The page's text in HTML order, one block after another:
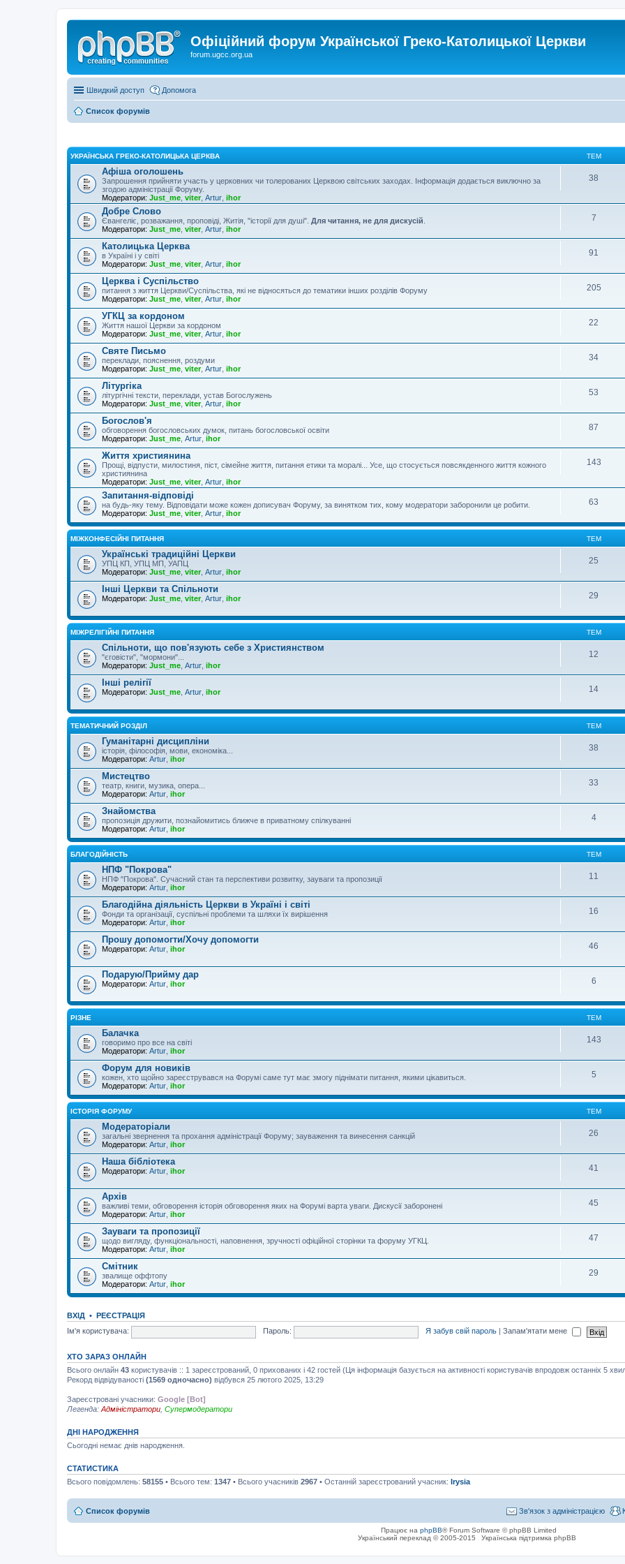
Офіційний форум Української Греко-Католицької Церкви
forum.ugcc.org.ua
Швидкий доступ Допомога
Список форумів
УКРАЇНСЬКА ГРЕКО-КАТОЛИЦЬКА ЦЕРКВА ТЕМ
Афіша оголошень
Запрошення прийняти участь у церковних чи толерованих Церквою світських заходах. Інформація додається виключно за
згодою адміністрації Форуму.
Модератори: Just_me viter, Artur ihor
38
Добре Слово
Євангеліє, розважання, проповіді, Житія, "історії для душі". Для читання, не для дискусій
Модератори: Just_me viter, Artur ihor
7
Католицька Церква
в Україні і у світі
Модератори: Just_me viter, Artur ihor
91
Церква і Суспільство
питання з життя Церкви/Суспільства, які не відносяться до тематики інших розділів Форуму
Модератори: Just_me viter, Artur ihor
205
УГКЦ за кордоном
Життя нашої Церкви за кордоном
Модератори: Just_me viter, Artur ihor
22
Святе Письмо
переклади, пояснення, роздуми
Модератори: Just_me viter, Artur ihor
34
Літургіка
літургічні тексти, переклади, устав Богослужень
Модератори: Just_me viter, Artur ihor
53
Богослов'я
обговорення богословських думок, питань богословської освіти
Модератори: Just_me Artur ihor
87
Життя християнина
Прощі, відпусти, милостиня, піст, сімейне життя, питання етики та моралі... Усе, що стосується повсякденного життя кожного
християнина
Модератори: Just_me viter, Artur ihor
143
Запитання-відповіді
на будь-яку тему. Відповідати може кожен дописувач Форуму, за винятком тих, кому модератори заборонили це робити.
Модератори: Just_me viter, Artur ihor
63
МІЖКОНФЕСІЙНІ ПИТАННЯ ТЕМ
Українські традиційні Церкви
УПЦ КП, УПЦ МП, УАПЦ
Модератори: Just_me viter, Artur ihor
25
Інші Церкви та Спільноти
Модератори: Just_me viter, Artur ihor 29
МІЖРЕЛІГІЙНІ ПИТАННЯ ТЕМ
Спільноти, що пов'язують себе з Християнством
"єговісти", "мормони"...
Модератори: Just_me Artur ihor
12
Інші релігії
Модератори: Just_me Artur ihor 14
ТЕМАТИЧНИЙ РОЗДІЛ ТЕМ
Гуманітарні дисципліни
історія, філософія, мови, економіка...
Модератори: Artur ihor
38
Мистецтво
театр, книги, музика, опера...
Модератори: Artur ihor
33
Знайомства
пропозиція дружити, познайомитись ближче в приватному спілкуванні
Модератори: Artur ihor
4
БЛАГОДІЙНІСТЬ ТЕМ
НПФ "Покрова"
НПФ "Покрова". Сучасний стан та перспективи розвитку, зауваги та пропозиції
Модератори: Artur ihor
11
Благодійна діяльність Церкви в Україні і світі
Фонди та організації, суспільні проблеми та шляхи їх вирішення
Модератори: Artur ihor
16
Прошу допомогти/Хочу допомогти
Модератори: Artur ihor 46
Подарую/Прийму дар
Модератори: Artur ihor 6
РІЗНЕ ТЕМ
Балачка
говоримо про все на світі
Модератори: Artur ihor
143
Форум для новиків
кожен, хто щойно зареєструвався на Форумі саме тут має змогу піднімати питання, якими цікавиться.
Модератори: Artur ihor
5
ІСТОРІЯ ФОРУМУ ТЕМ
Модераторіали
загальні звернення та прохання адміністрації Форуму; зауваження та винесення санкцій
Модератори: Artur ihor
26
Наша бібліотека
Модератори: Artur ihor 41
Архів
важливі теми, обговорення історія обговорення яких на Форумі варта уваги. Дискусії заборонені
Модератори: Artur ihor
45
Зауваги та пропозиції
щодо вигляду, функціональності, наповнення, зручності офіційної сторінки та форуму УГКЦ.
Модератори: Artur ihor
47
Смітник
звалище оффтопу
Модератори: Artur ihor
29
ВХІД • РЕЄСТРАЦІЯ
Ім'я користувача:
Пароль: Я забув свій пароль Запам'ятати мене
ХТО ЗАРАЗ ОНЛАЙН
Всього онлайн 43 користувачів :: 1 зареєстрований, 0 прихованих і 42 гостей (Ця інформація базується на активності користувачів впродовж останніх 5
Рекорд відвідуваності (1569 одночасно) відбувся 25 лютого 2025, 13:29
Зареєстровані учасники: Google [Bot]
Легенда: Адміністратори Супермодератори
ДНІ НАРОДЖЕННЯ
Сьогодні немає днів народження.
СТАТИСТИКА
Всього повідомлень: 58155 • Всього тем: 1347 • Всього учасників 2967 • Останній зареєстрований учасник: Irysia
Список форумів Зв'язок з адміністрацією
Працює на phpBB® Forum Software © phpBB Limited
Український переклад © 2005-2015
Українська підтримка phpBB